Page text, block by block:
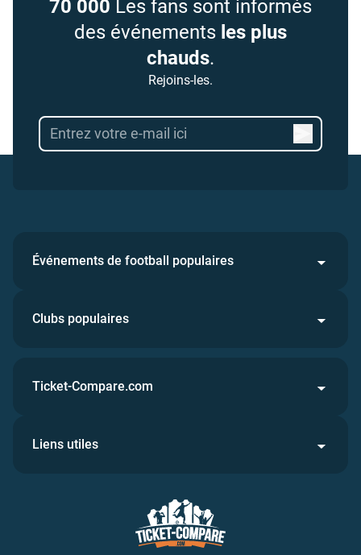
70 000 Les fans sont informés
des événements les plus
chauds.
Rejoins-les.
Événements de football populaires
Clubs populaires
Ticket-Compare.com
Liens utiles